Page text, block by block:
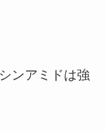
ドは強